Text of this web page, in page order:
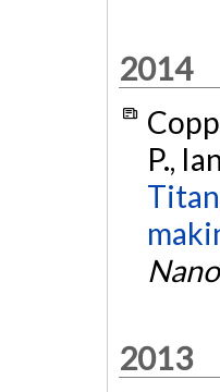
2014
P.,
2013